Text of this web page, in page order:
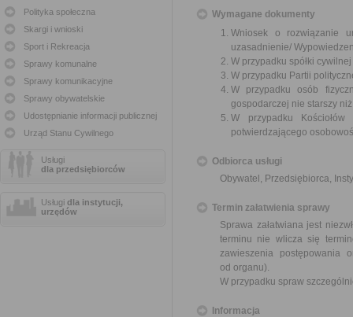
Polityka społeczna
Skargi i wnioski
Sport i Rekreacja
Sprawy komunalne
Sprawy komunikacyjne
Sprawy obywatelskie
Udostępnianie informacji publicznej
Urząd Stanu Cywilnego
Usługi
dla przedsiębiorców
Usługi dla instytucji,
urzędów
Wymagane dokumenty
Wniosek o rozwiązanie
uzasadnienie/
W przypadku spółki
W przypadku Partii
W przypadku osób
gospodarczej nie starszy
W przypadku
potwierdzającego
Odbiorca usługi
Obywatel, Przedsiębiorca,
Termin załatwienia sprawy
Sprawa załatwiana jest
terminu nie wlicza się
zawieszenia postępowania
od organu).
W przypadku spraw
Informacja